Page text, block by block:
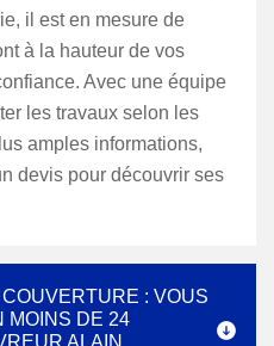
il est en mesure de
à la hauteur de vos
Avec une équipe
les travaux selon les
amples informations,
devis pour découvrir ses
: VOUS
MOINS DE 24
ALAIN